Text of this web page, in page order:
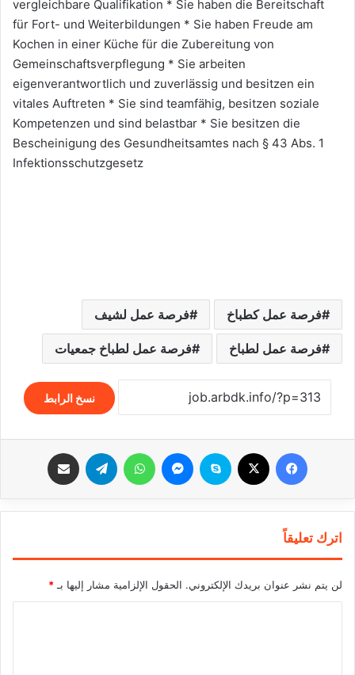
vergleichbare Qualifikation * Sie haben die Bereitschaft
für Fort- und Weiterbildungen * Sie haben Freude am
Kochen in einer Küche für die Zubereitung von
Gemeinschaftsverpflegung * Sie arbeiten
eigenverantwortlich und zuverlässig und besitzen ein
vitales Auftreten * Sie sind teamfähig, besitzen soziale
Kompetenzen und sind belastbar * Sie besitzen die
Bescheinigung des Gesundheitsamtes nach § 43 Abs. 1
Infektionsschutzgesetz
فرصة عمل كطباخ فرصة عمل لشيف
فرصة عمل لطباخ فرصة عمل لطباخ جمعيات
نسخ الرابط
اترك تعليقاً
لن يتم نشر عنوان بريدك الإلكتروني. الحقول الإلزامية مشار إليها بـ *